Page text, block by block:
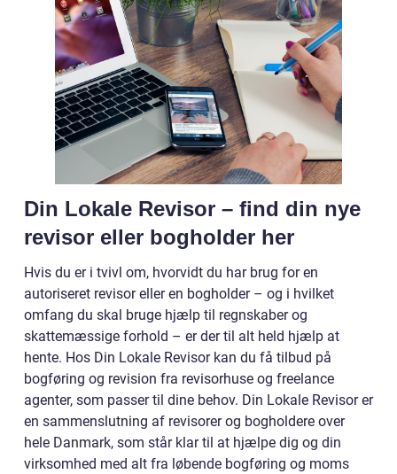
Din Lokale Revisor – find din nye
revisor eller bogholder her
Hvis du er i tvivl om, hvorvidt du har brug for en
autoriseret revisor eller en bogholder – og i hvilket
omfang du skal bruge hjælp til regnskaber og
skattemæssige forhold – er der til alt held hjælp at
hente. Hos Din Lokale Revisor kan du få tilbud på
bogføring og revision fra revisorhuse og freelance
agenter, som passer til dine behov. Din Lokale Revisor er
en sammenslutning af revisorer og bogholdere over
hele Danmark, som står klar til at hjælpe dig og din
virksomhed med alt fra løbende bogføring og moms